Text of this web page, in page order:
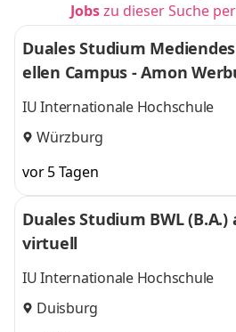
Jobszu dieser Suche
Duales Studium
ellen Campus - Amon
bH & Co. KG
IU Internationale Hochschule
Würzburg
vor 5 Tagen
Duales Studium BWL
virtuell
IU Internationale Hochschule
Duisburg